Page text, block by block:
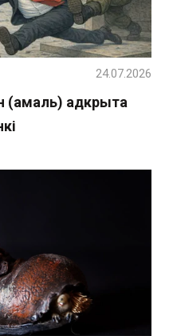
(амаль) адкрыта
24.07.2026